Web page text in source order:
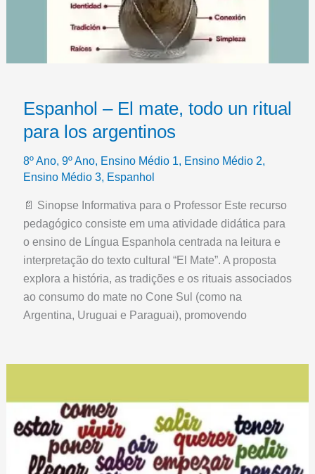
Espanhol – El mate, todo un ritual
para los argentinos
8º Ano, 9º Ano, Ensino Médio 1, Ensino Médio 2,
Ensino Médio 3, Espanhol
📄 Sinopse Informativa para o Professor Este recurso
pedagógico consiste em uma atividade didática para
o ensino de Língua Espanhola centrada na leitura e
interpretação do texto cultural “El Mate”. A proposta
explora a história, as tradições e os rituais associados
ao consumo do mate no Cone Sul (como na
Argentina, Uruguai e Paraguai), promovendo